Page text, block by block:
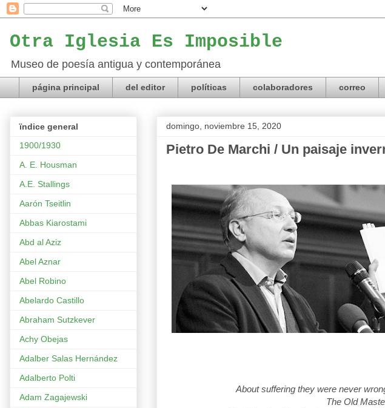
Otra Iglesia Es Imposible
Museo de poesía antigua y contemporánea
página principal del editor políticas colaboradores correo
domingo, noviembre 15, 2020
Pietro De Marchi / Un paisaje
About suffering they were never
The Old
ïndice general
1900/1930
A. E. Housman
A.E. Stallings
Aarón Tseitlin
Abbas Kiarostami
Abd al Aziz
Abel Aznar
Abel Robino
Abelardo Castillo
Abraham Sutzkever
Achy Obejas
Adalber Salas Hernández
Adalberto Polti
Adam Zagajewski